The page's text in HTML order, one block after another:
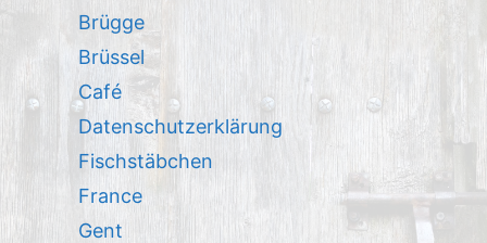
Brügge
Brüssel
Café
Datenschutzerklärung
Fischstäbchen
France
Gent